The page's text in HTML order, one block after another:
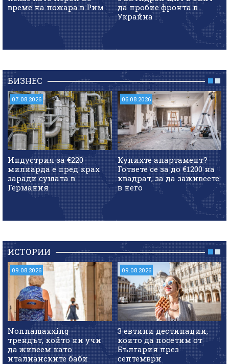
време на пожара в Рим
да пробие фронта в
Украйна
БИЗНЕС
07.08.2026
Индустрия за €220
милиарда е пред крах
заради сушата в
Германия
06.08.2026
Купихте апартамент?
Гответе се за до €1200 на
квадрат, за да заживеете
в него
ИСТОРИИ
09.08.2026
Nonnamaxxing –
трендът, който ни учи
да живеем като
италианските баби
09.08.2026
3 евтини дестинации,
които да посетим от
България през
септември